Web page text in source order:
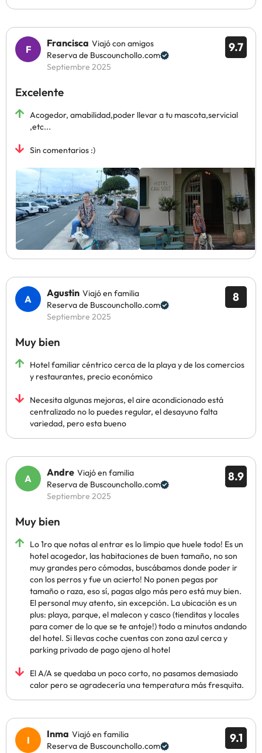
9.7
Francisca Viajó con amigos
Reserva de Buscounchollo.com
Septiembre 2025
Excelente
Acogedor, amabilidad,poder llevar a tu mascota,servicial
,etc...
Sin comentarios :)
8
Agustin Viajó en familia
Reserva de Buscounchollo.com
Septiembre 2025
Muy bien
Hotel familiar céntrico cerca de la playa y de los comercios
y restaurantes, precio económico
Necesita algunas mejoras, el aire acondicionado está
centralizado no lo puedes regular, el desayuno falta
variedad, pero esta bueno
8.9
Andre Viajó en familia
Reserva de Buscounchollo.com
Septiembre 2025
Muy bien
Lo 1ro que notas al entrar es lo limpio que huele todo! Es un
hotel acogedor, las habitaciones de buen tamaño, no son
muy grandes pero cómodas, buscábamos donde poder ir
con los perros y fue un acierto! No ponen pegas por
tamaño o raza, eso sí, pagas algo más pero está muy bien.
El personal muy atento, sin excepción. La ubicación es un
plus: playa, parque, el malecon y casco (tienditas y locales
para comer de lo que se te antoje!) todo a minutos andando
del hotel. Si llevas coche cuentas con zona azul cerca y
parking privado de pago ajeno al hotel
El A/A se quedaba un poco corto, no pasamos demasiado
calor pero se agradecería una temperatura más fresquita.
9.1
Inma Viajó en familia
Reserva de Buscounchollo.com